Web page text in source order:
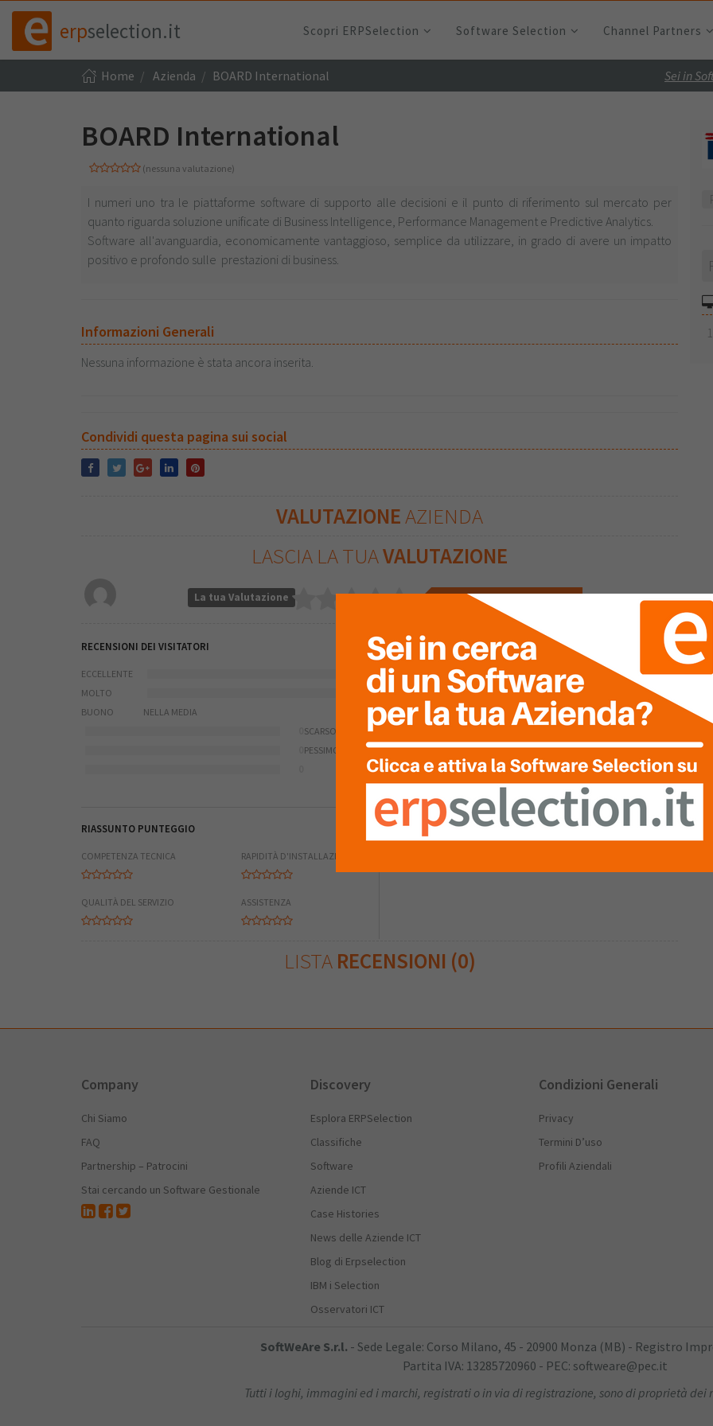
erpselection.it Scopri ERPSelection Software Selection Channel Partners
Home Azienda BOARD International Sei in
BOARD International
(nessuna valutazione)
I numeri uno tra le piattaforme software di supporto alle decisioni e il punto di riferimento sul mercato per
quanto riguarda soluzione unificate di Business Intelligence, Performance Management e Predictive Analytics.
Software all'avanguardia, economicamente vantaggioso, semplice da utilizzare, in grado di avere un impatto
positivo e profondo sulle prestazioni di business.
Informazioni Generali
Nessuna informazione è stata ancora inserita.
Condividi questa pagina sui social
VALUTAZIONEAZIENDA
LASCIA LA TUAVALUTAZIONE
La tua Valutazione Clicca sulle stelle per inserire!
RECENSIONI DEI VISITATORI
ECCELLENTE
MOLTO
BUONO
NELLA MEDIA
SCARSO
PESSIMO
RIASSUNTO PUNTEGGIO
COMPETENZA TECNICA RAPIDITÀ D'INSTALLAZIONE
QUALITÀ DEL SERVIZIO ASSISTENZA
Ultima Recensione
Nessuna recensione è stata ancora inserita.
LISTA RECENSIONI (0)
Company
Chi Siamo
FAQ
Partnership – Patrocini
Stai cercando un Software Gestionale
Discovery
Esplora ERPSelection
Classifiche
Software
Aziende ICT
Case Histories
News delle Aziende ICT
Blog di Erpselection
IBM i Selection
Osservatori ICT
Condizioni Generali
Privacy
Termini D’uso
Profili Aziendali
SoftWeAre S.r.l. - Sede Legale: Corso Milano, 45 - 20900 Monza (MB) - Registro
Partita IVA: 13285720960 - PEC: softweare@pec.it
Tutti i loghi, immagini ed i marchi, registrati o in via di registrazione, sono di proprietà